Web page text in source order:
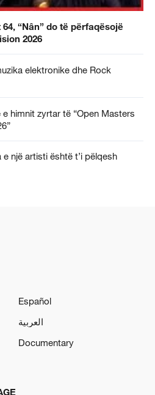
“Nân” do të përfaqësojë
2026
elektronike dhe Rock
himnit zyrtar të “Open Masters
një artisti është t’i pëlqesh
Español
العربية
Documentary